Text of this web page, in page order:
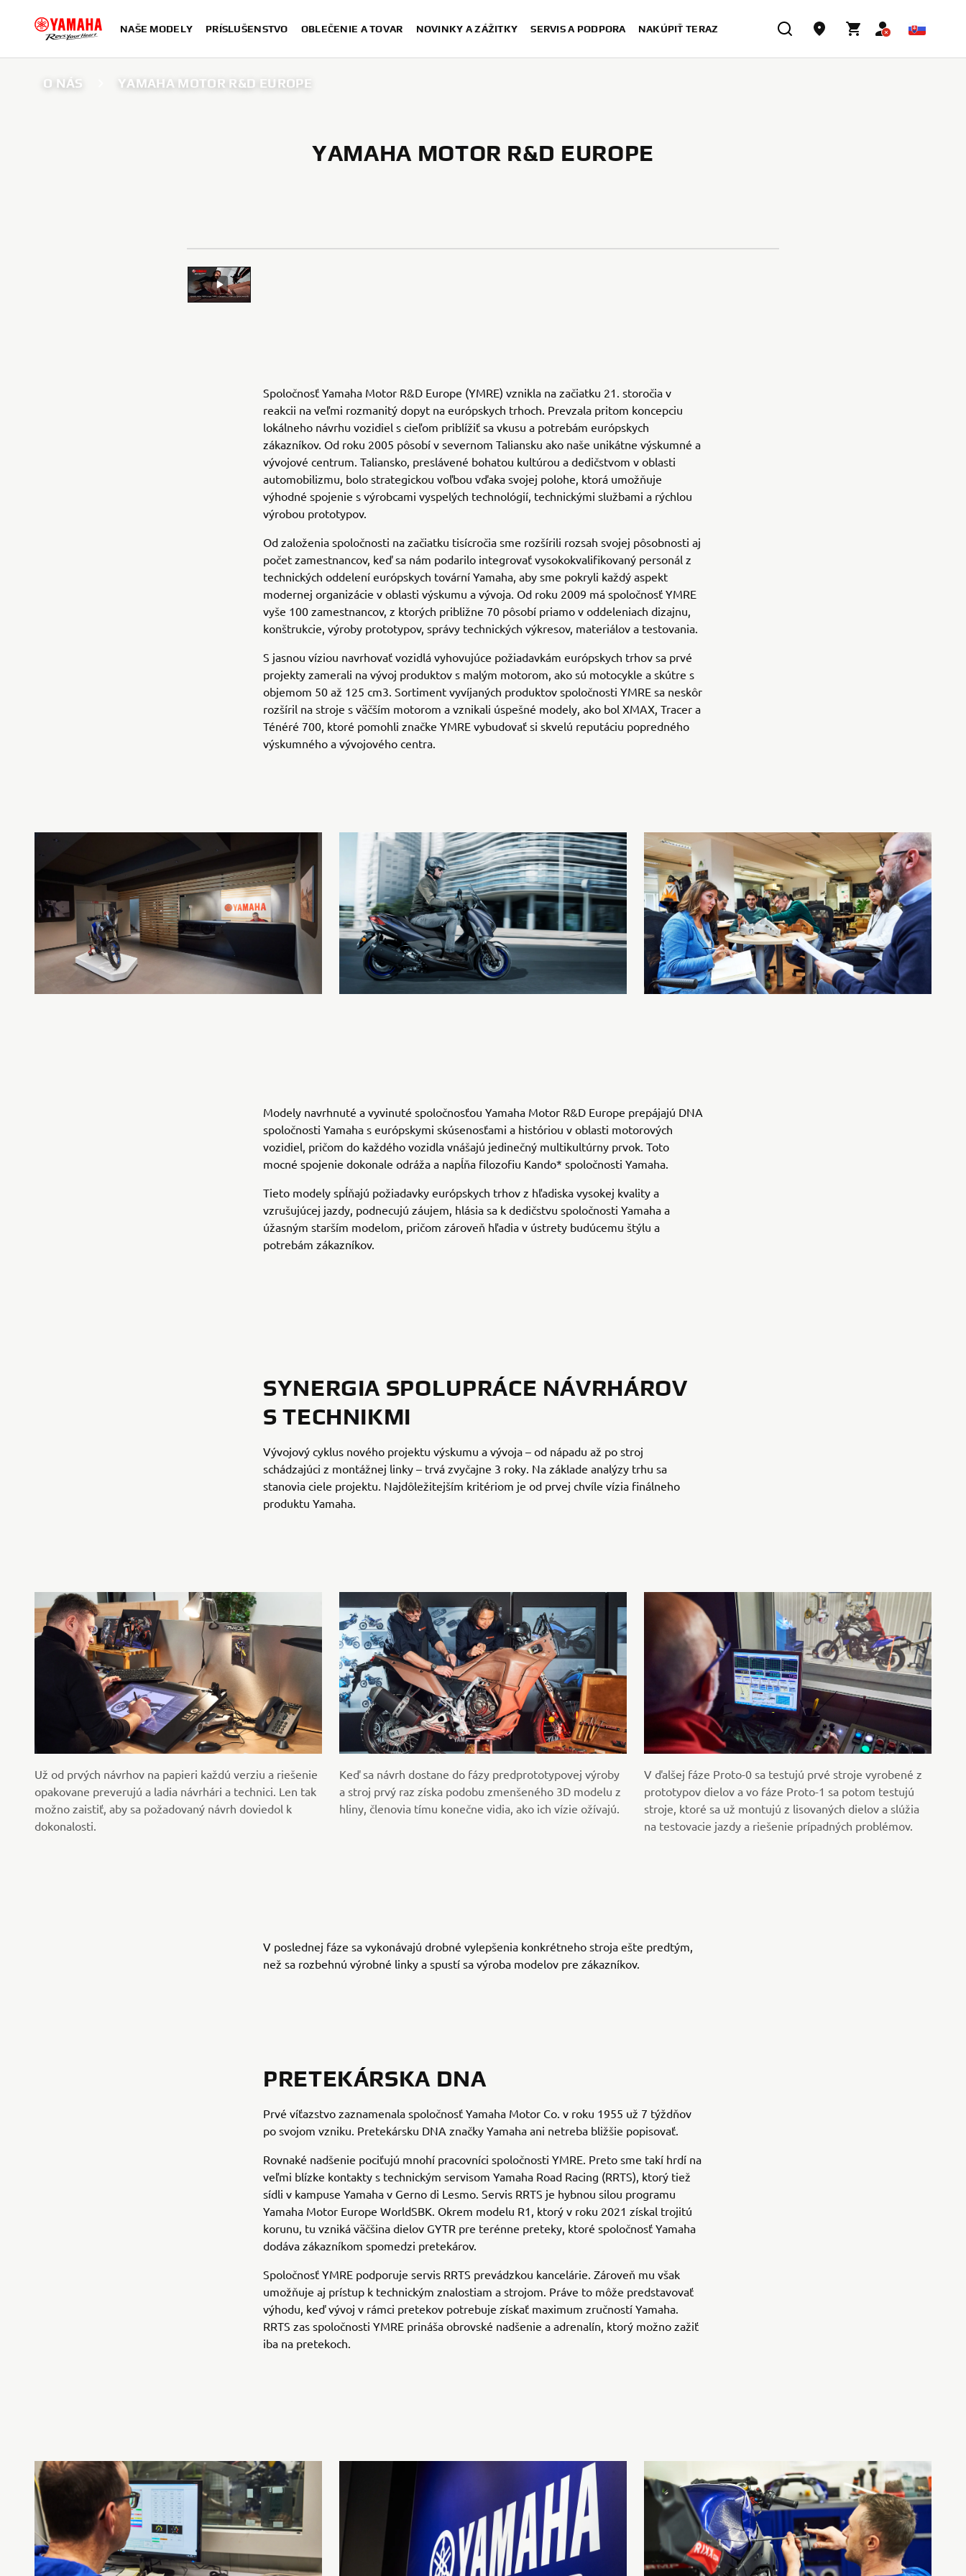
NAŠE MODELY PRÍSLUŠENSTVO OBLEČENIE A TOVAR NOVINKY A ZÁŽITKY SERVIS A PODPORA NAKÚPIŤ TERAZ
O NÁS YAMAHA MOTOR R&D EUROPE
YAMAHA MOTOR R&D EUROPE
Spoločnosť Yamaha Motor R&D Europe (YMRE) vznikla na začiatku 21. storočia v
reakcii na veľmi rozmanitý dopyt na európskych trhoch. Prevzala pritom koncepciu
lokálneho návrhu vozidiel s cieľom priblížiť sa vkusu a potrebám európskych
zákazníkov. Od roku 2005 pôsobí v severnom Taliansku ako naše unikátne výskumné a
vývojové centrum. Taliansko, preslávené bohatou kultúrou a dedičstvom v oblasti
automobilizmu, bolo strategickou voľbou vďaka svojej polohe, ktorá umožňuje
výhodné spojenie s výrobcami vyspelých technológií, technickými službami a rýchlou
výrobou prototypov.
Od založenia spoločnosti na začiatku tisícročia sme rozšírili rozsah svojej pôsobnosti aj
počet zamestnancov, keď sa nám podarilo integrovať vysokokvalifikovaný personál z
technických oddelení európskych tovární Yamaha, aby sme pokryli každý aspekt
modernej organizácie v oblasti výskumu a vývoja. Od roku 2009 má spoločnosť YMRE
vyše 100 zamestnancov, z ktorých približne 70 pôsobí priamo v oddeleniach dizajnu,
konštrukcie, výroby prototypov, správy technických výkresov, materiálov a testovania.
S jasnou víziou navrhovať vozidlá vyhovujúce požiadavkám európskych trhov sa prvé
projekty zamerali na vývoj produktov s malým motorom, ako sú motocykle a skútre s
objemom 50 až 125 cm3. Sortiment vyvíjaných produktov spoločnosti YMRE sa neskôr
rozšíril na stroje s väčším motorom a vznikali úspešné modely, ako bol XMAX, Tracer a
Ténéré 700, ktoré pomohli značke YMRE vybudovať si skvelú reputáciu popredného
výskumného a vývojového centra.
Modely navrhnuté a vyvinuté spoločnosťou Yamaha Motor R&D Europe prepájajú DNA
spoločnosti Yamaha s európskymi skúsenosťami a históriou v oblasti motorových
vozidiel, pričom do každého vozidla vnášajú jedinečný multikultúrny prvok. Toto
mocné spojenie dokonale odráža a napĺňa filozofiu Kando* spoločnosti Yamaha.
Tieto modely spĺňajú požiadavky európskych trhov z hľadiska vysokej kvality a
vzrušujúcej jazdy, podnecujú záujem, hlásia sa k dedičstvu spoločnosti Yamaha a
úžasným starším modelom, pričom zároveň hľadia v ústrety budúcemu štýlu a
potrebám zákazníkov.
SYNERGIA SPOLUPRÁCE NÁVRHÁROV
S TECHNIKMI
Vývojový cyklus nového projektu výskumu a vývoja – od nápadu až po stroj
schádzajúci z montážnej linky – trvá zvyčajne 3 roky. Na základe analýzy trhu sa
stanovia ciele projektu. Najdôležitejším kritériom je od prvej chvíle vízia finálneho
produktu Yamaha.
Už od prvých návrhov na papieri každú verziu a riešenie
opakovane preverujú a ladia návrhári a technici. Len tak
možno zaistiť, aby sa požadovaný návrh doviedol k
dokonalosti.
Keď sa návrh dostane do fázy predprototypovej výroby
a stroj prvý raz získa podobu zmenšeného 3D modelu z
hliny, členovia tímu konečne vidia, ako ich vízie ožívajú.
V ďalšej fáze Proto-0 sa testujú prvé stroje vyrobené z
prototypov dielov a vo fáze Proto-1 sa potom testujú
stroje, ktoré sa už montujú z lisovaných dielov a slúžia
na testovacie jazdy a riešenie prípadných problémov.
V poslednej fáze sa vykonávajú drobné vylepšenia konkrétneho stroja ešte predtým,
než sa rozbehnú výrobné linky a spustí sa výroba modelov pre zákazníkov.
PRETEKÁRSKA DNA
Prvé víťazstvo zaznamenala spoločnosť Yamaha Motor Co. v roku 1955 už 7 týždňov
po svojom vzniku. Pretekársku DNA značky Yamaha ani netreba bližšie popisovať.
Rovnaké nadšenie pociťujú mnohí pracovníci spoločnosti YMRE. Preto sme takí hrdí na
veľmi blízke kontakty s technickým servisom Yamaha Road Racing (RRTS), ktorý tiež
sídli v kampuse Yamaha v Gerno di Lesmo. Servis RRTS je hybnou silou programu
Yamaha Motor Europe WorldSBK. Okrem modelu R1, ktorý v roku 2021 získal trojitú
korunu, tu vzniká väčšina dielov GYTR pre terénne preteky, ktoré spoločnosť Yamaha
dodáva zákazníkom spomedzi pretekárov.
Spoločnosť YMRE podporuje servis RRTS prevádzkou kancelárie. Zároveň mu však
umožňuje aj prístup k technickým znalostiam a strojom. Práve to môže predstavovať
výhodu, keď vývoj v rámci pretekov potrebuje získať maximum zručností Yamaha.
RRTS zas spoločnosti YMRE prináša obrovské nadšenie a adrenalín, ktorý možno zažiť
iba na pretekoch.